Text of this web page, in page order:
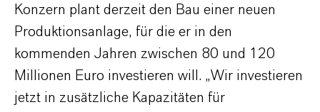
Konzern plant derzeit den Bau einer neuen
Produktionsanlage, für die er in den
kommenden Jahren zwischen 80 und 120
Millionen Euro investieren will. „Wir investieren
jetzt in zusätzliche Kapazitäten für